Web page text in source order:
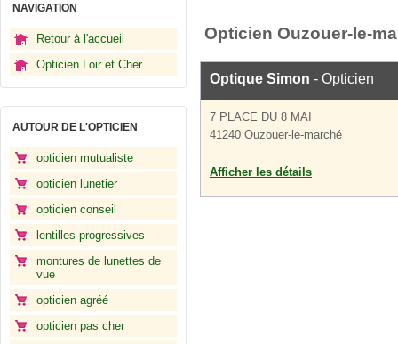
NAVIGATION
Retour à l'accueil
Opticien Loir et Cher
AUTOUR DE L'OPTICIEN
opticien mutualiste
opticien lunetier
opticien conseil
lentilles progressives
montures de lunettes de
vue
opticien agréé
opticien pas cher
Opticien Ouzouer-le-
Optique Simon - Opticien
7 PLACE DU 8 MAI
41240 Ouzouer-le-marché
Afficher les détails